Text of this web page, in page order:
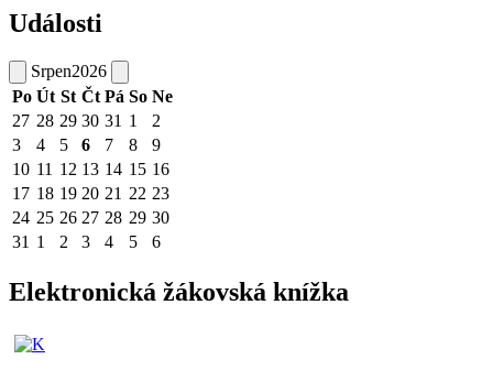
Události
Srpen2026
Po Út St Čt Pá So Ne
27 28 29 30 31 1
2
3
4 5 6 7 8
9
10 11 12 13 14 15 16
17 18 19 20 21 22 23
24 25 26 27 28 29 30
31 1 2 3 4 5 6
Elektronická žákovská knížka